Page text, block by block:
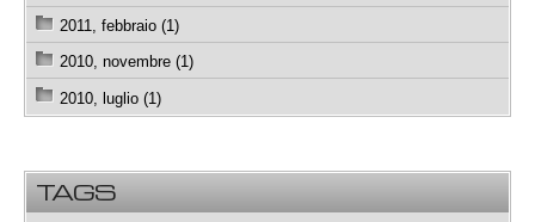
2011, febbraio (1)
2010, novembre (1)
2010, luglio (1)
TAGS